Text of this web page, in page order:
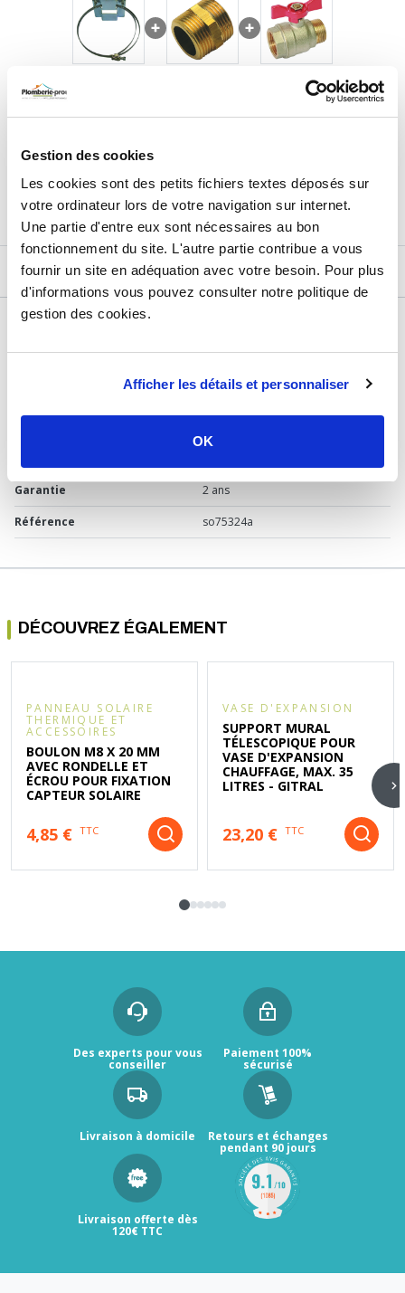
Gestion des cookies
Les cookies sont des petits fichiers textes déposés sur
votre ordinateur lors de votre navigation sur internet.
Une partie d'entre eux sont nécessaires au bon
fonctionnement du site. L'autre partie contribue a vous
fournir un site en adéquation avec votre besoin. Pour plus
d'informations vous pouvez consulter notre politique de
gestion des cookies.
Afficher les détails et personnaliser
OK
Prix total de la sélection : 24,35€
AJOUTER
DESCRIPTIF
DÉTAILS TECHNIQUES
Vase d'expansion
Garantie 2 ans
Référence so75324a
DÉCOUVREZ ÉGALEMENT
PANNEAU SOLAIRE
THERMIQUE ET
ACCESSOIRES
BOULON M8 X 20 MM
AVEC RONDELLE ET
ÉCROU POUR FIXATION
CAPTEUR SOLAIRE
4,85 € TTC
VASE D'EXPANSION
SUPPORT MURAL
TÉLESCOPIQUE POUR
VASE D'EXPANSION
CHAUFFAGE, MAX. 35
LITRES - GITRAL
23,20 € TTC
Des experts pour vous
conseiller
Paiement 100%
sécurisé
Livraison à domicile Retours et échanges
pendant 90 jours
Livraison offerte dès
120€ TTC